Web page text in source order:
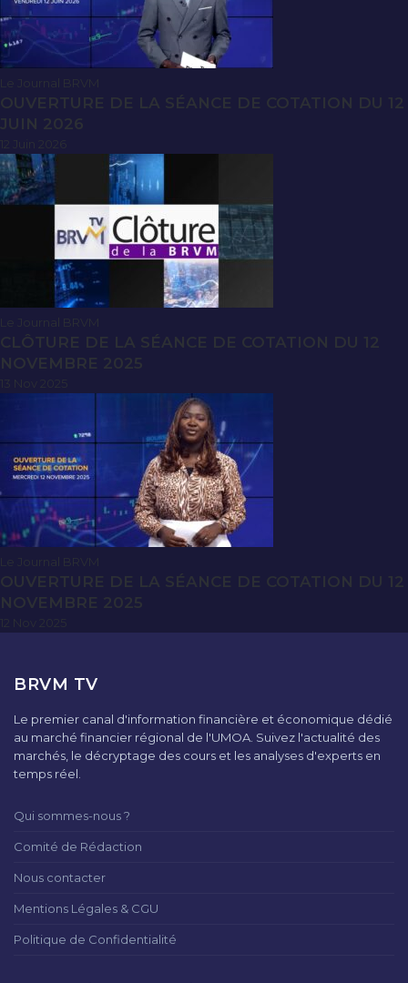
Le Journal BRVM
OUVERTURE DE LA SÉANCE DE COTATION DU 12
JUIN 2026
Le Journal BRVM
CLÔTURE DE LA SÉANCE DE COTATION DU 12
NOVEMBRE 2025
Le Journal BRVM
OUVERTURE DE LA SÉANCE DE COTATION DU 12
NOVEMBRE 2025
BRVM TV
Le premier canal d'information financière et économique dédié
au marché financier régional de l'UMOA. Suivez l'actualité des
marchés, le décryptage des cours et les analyses d'experts en
temps réel.
Qui sommes-nous ?
Comité de Rédaction
Nous contacter
Mentions Légales & CGU
Politique de Confidentialité